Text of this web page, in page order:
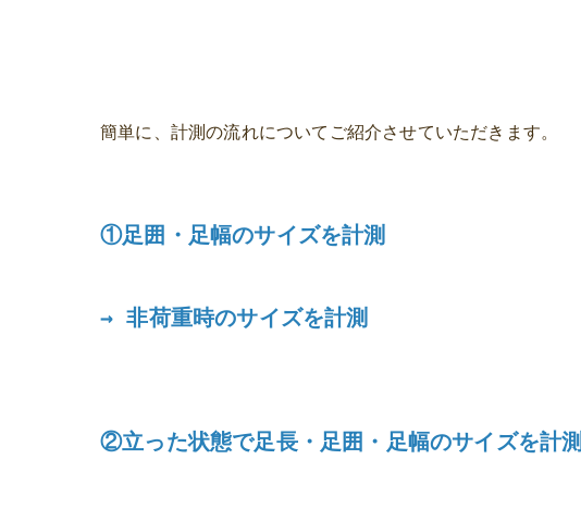
簡単に、計測の流れについてご紹介させていただきます。
①足囲・足幅のサイズを計測
→ 非荷重時のサイズを計測
②立った状態で足長・足囲・足幅のサイズを計測